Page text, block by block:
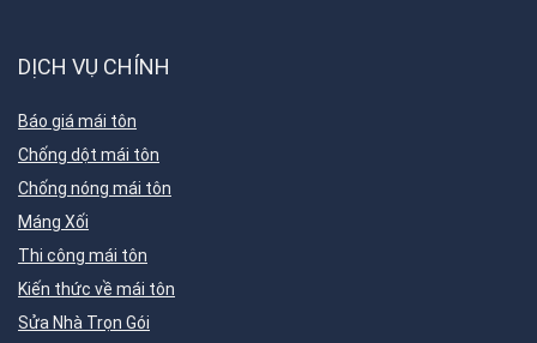
DỊCH VỤ CHÍNH
Báo giá mái tôn
Chống dột mái tôn
Chống nóng mái tôn
Máng Xối
Thi công mái tôn
Kiến thức về mái tôn
Sửa Nhà Trọn Gói